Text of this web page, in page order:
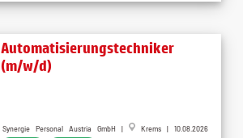
Automatisierungstechniker
(m/w/d)
Synergie Personal Austria GmbH | Krems | 10.08.2026